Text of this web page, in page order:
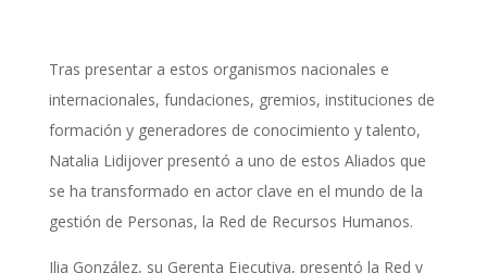
Tras presentar a estos organismos nacionales e
internacionales, fundaciones, gremios, instituciones de
formación y generadores de conocimiento y talento,
Natalia Lidijover presentó a uno de estos Aliados que
se ha transformado en actor clave en el mundo de la
gestión de Personas, la Red de Recursos Humanos.
Ilia González, su Gerenta Ejecutiva, presentó la Red y